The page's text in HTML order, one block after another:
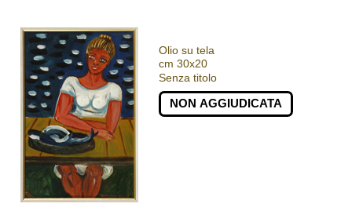
Olio su tela
cm 30x20
Senza titolo
NON AGGIUDICATA